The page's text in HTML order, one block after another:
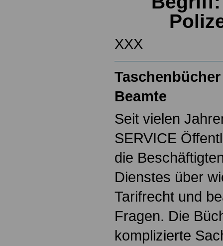
XXX
Beamte
Seit vielen
SERVICE
die
Dienstes über
Tarifrecht und
Fragen. Die
komplizierte